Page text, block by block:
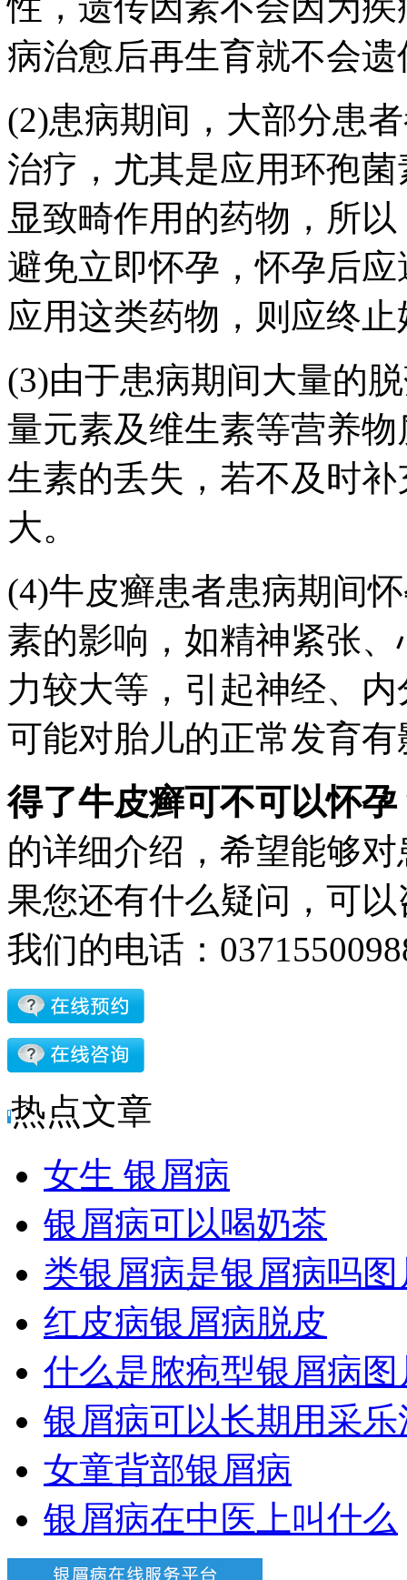
病治愈后再生育就不会遗
(2)患病期间，大部分患
治疗，尤其是应用环孢
显致畸作用的药物，所
避免立即怀孕，怀孕后
应用这类药物，则应终止
(3)由于患病期间大量的
量元素及维生素等营养
生素的丢失，若不及时
大。
(4)牛皮癣患者患病期间
素的影响，如精神紧张
力较大等，引起神经、
可能对胎儿的正常发育有
得了牛皮癣可不可以怀孕
的详细介绍，希望能够
果您还有什么疑问，可
我们的电话：
热点文章
女生 银屑病
银屑病可以喝奶茶
类银屑病是银屑病吗图
红皮病银屑病脱皮
什么是脓疱型银屑病图
银屑病可以长期用采乐
女童背部银屑病
银屑病在中医上叫什么